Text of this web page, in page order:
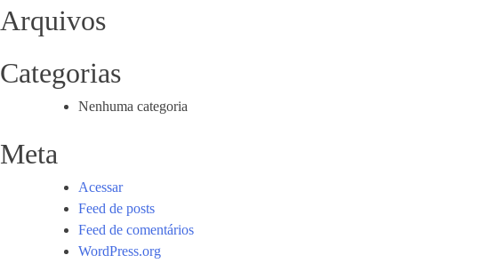
Arquivos
Categorias
Nenhuma categoria
Meta
Acessar
Feed de posts
Feed de comentários
WordPress.org